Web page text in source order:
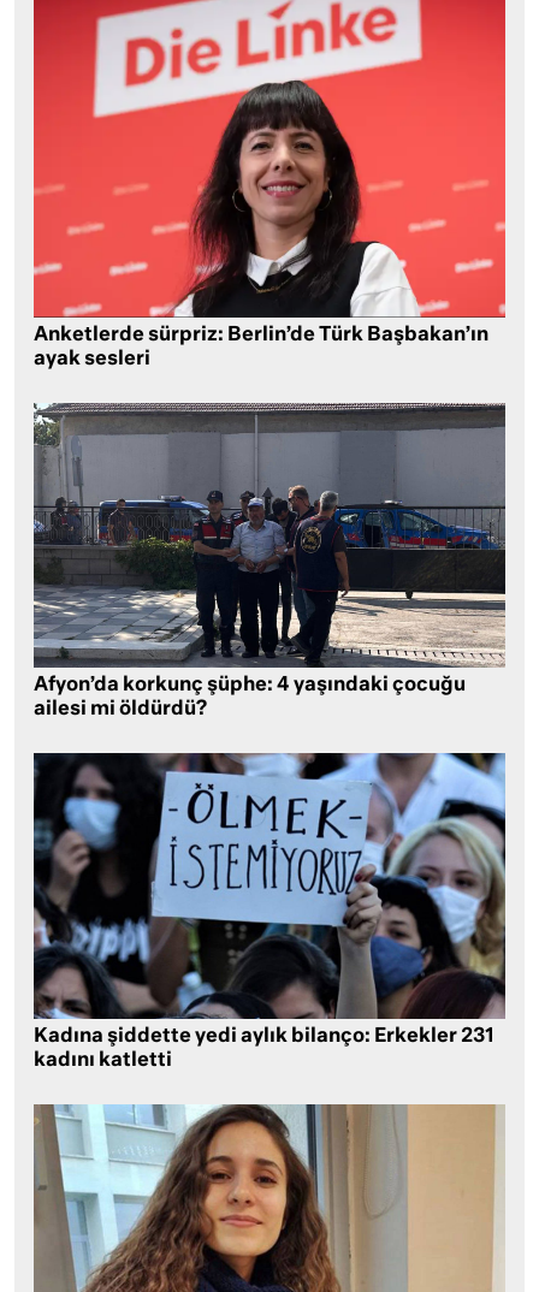
Anketlerde sürpriz: Berlin’de Türk Başbakan’ın
ayak sesleri
Afyon’da korkunç şüphe: 4 yaşındaki çocuğu
ailesi mi öldürdü?
Kadına şiddette yedi aylık bilanço: Erkekler 231
kadını katletti